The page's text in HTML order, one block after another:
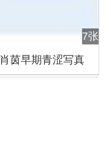
7张
肖茵早期青涩写真